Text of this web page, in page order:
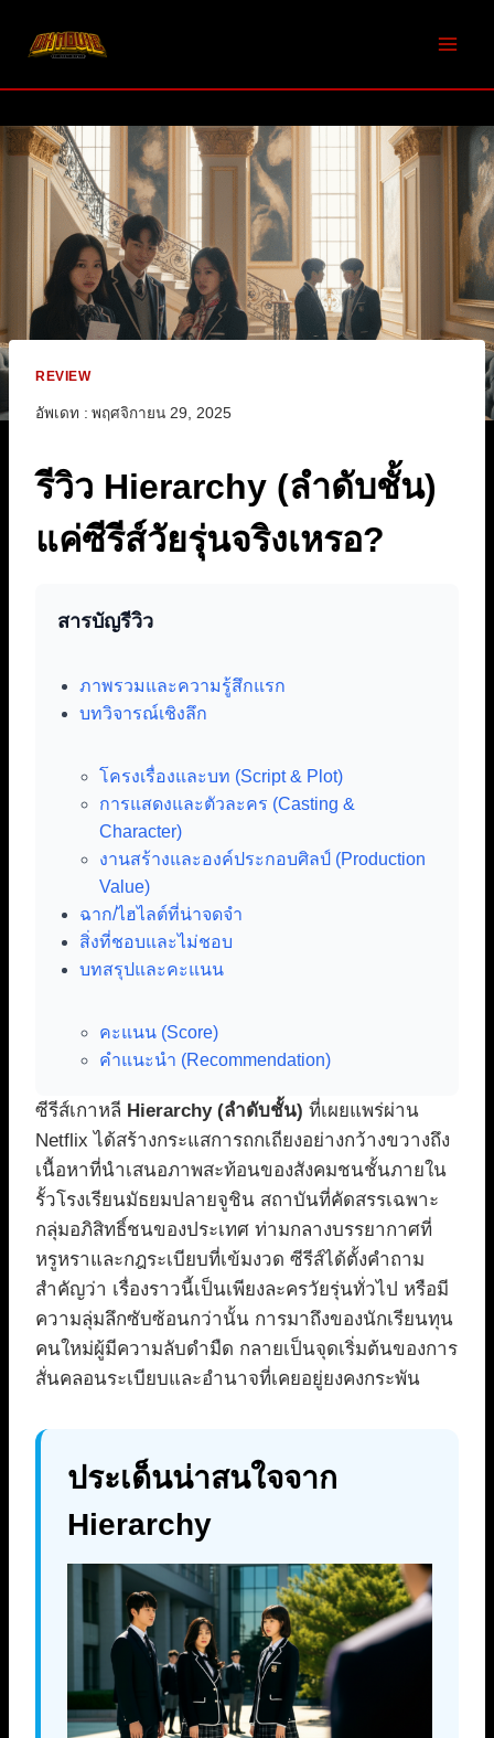
REVIEW
อัพเดท : พฤศจิกายน 29, 2025
รีวิว Hierarchy (ลำดับชั้น)
แค่ซีรีส์วัยรุ่นจริงเหรอ?
สารบัญรีวิว
ภาพรวมและความรู้สึกแรก
บทวิจารณ์เชิงลึก
โครงเรื่องและบท (Script & Plot)
การแสดงและตัวละคร (Casting &
Character)
งานสร้างและองค์ประกอบศิลป์ (Production
Value)
ฉาก/ไฮไลต์ที่น่าจดจำ
สิ่งที่ชอบและไม่ชอบ
บทสรุปและคะแนน
คะแนน (Score)
คำแนะนำ (Recommendation)
ซีรีส์เกาหลี Hierarchy (ลำดับชั้น) ที่เผยแพร่ผ่าน
Netflix ได้สร้างกระแสการถกเถียงอย่างกว้างขวางถึง
เนื้อหาที่นำเสนอภาพสะท้อนของสังคมชนชั้นภายใน
รั้วโรงเรียนมัธยมปลายจูชิน สถาบันที่คัดสรรเฉพาะ
กลุ่มอภิสิทธิ์ชนของประเทศ ท่ามกลางบรรยากาศที่
หรูหราและกฎระเบียบที่เข้มงวด ซีรีส์ได้ตั้งคำถาม
สำคัญว่า เรื่องราวนี้เป็นเพียงละครวัยรุ่นทั่วไป หรือมี
ความลุ่มลึกซับซ้อนกว่านั้น การมาถึงของนักเรียนทุน
คนใหม่ผู้มีความลับดำมืด กลายเป็นจุดเริ่มต้นของการ
สั่นคลอนระเบียบและอำนาจที่เคยอยู่ยงคงกระพัน
ประเด็นน่าสนใจจาก
Hierarchy